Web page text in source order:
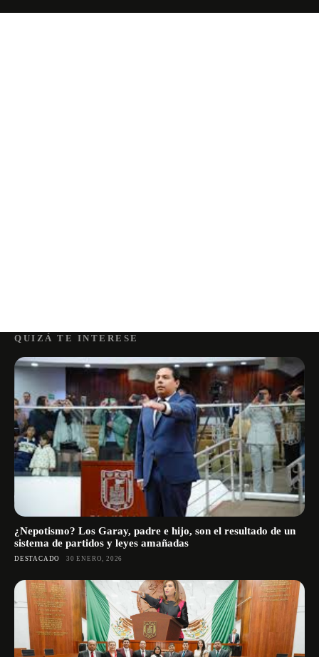
QUIZÁ TE INTERESE
¿Nepotismo? Los Garay, padre e hijo, son el resultado de un
sistema de partidos y leyes amañadas
DESTACADO 30 ENERO, 2026